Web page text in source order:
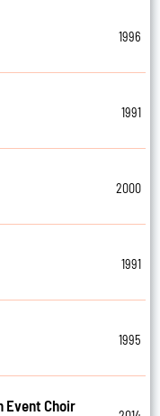
1996
1991
2000
1991
1995
Event Choir